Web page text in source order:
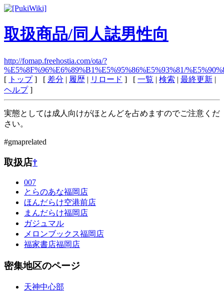
取扱商品/同人誌男性向
http://fomap.freehostia.com/ota/?
%E5%8F%96%E6%89%B1%E5%95%86%E5%93%81/
[ トップ] [ 差分 | 履歴 | リロード ] [ 一覧 | 検索 | 最終更新 |
ヘルプ]
実態としては成人向けがほとんどを占めますのでご注意くだ
さい。
#gmaprelated
取扱店†
007
とらのあな福岡店
ほんだらけ空港前店
まんだらけ福岡店
ガジュマル
メロンブックス福岡店
福家書店福岡店
密集地区のページ
天神中心部